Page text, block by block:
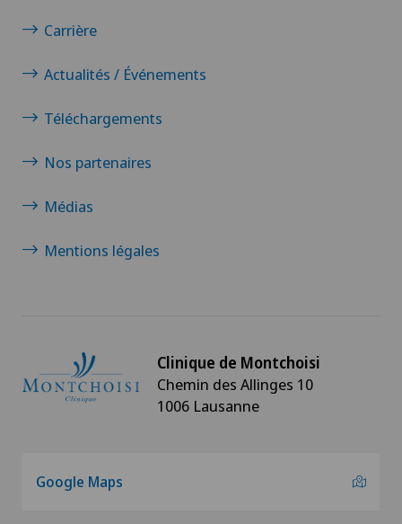
Carrière
Actualités / Événements
Téléchargements
Nos partenaires
Médias
Mentions légales
Clinique de Montchoisi
Chemin des Allinges 10
1006 Lausanne
Google Maps